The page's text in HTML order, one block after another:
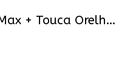
Conjunto Wrap Tricot Max + Touca Orelhinha Canela